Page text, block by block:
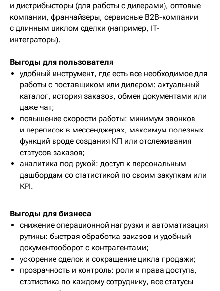
и дистрибьюторы (для работы с дилерами), оптовые
компании, франчайзеры, сервисные B2B-компании
с длинным циклом сделки (например, IT-
интеграторы).
Выгоды для пользователя
удобный инструмент, где есть все необходимое для
работы с поставщиком или дилером: актуальный
каталог, история заказов, обмен документами или
даже чат;
повышение скорости работы: минимум звонков
и переписок в мессенджерах, максимум полезных
функций вроде создания КП или отслеживания
статусов заказов;
аналитика под рукой: доступ к персональным
дашбордам со статистикой по своим закупкам или
KPI.
Выгоды для бизнеса
снижение операционной нагрузки и автоматизация
рутины: быстрая обработка заказов и удобный
документооборот с контрагентами;
ускорение сделок и сокращение цикла продажи;
прозрачность и контроль: роли и права доступа,
статистика по каждому сотруднику, все статусы